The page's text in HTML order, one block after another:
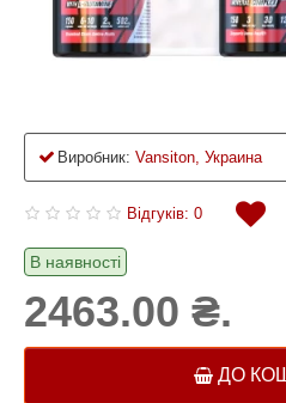
Виробник: Vansiton, Украина
Відгуків: 0
В наявності
2463.00 ₴.
ДО